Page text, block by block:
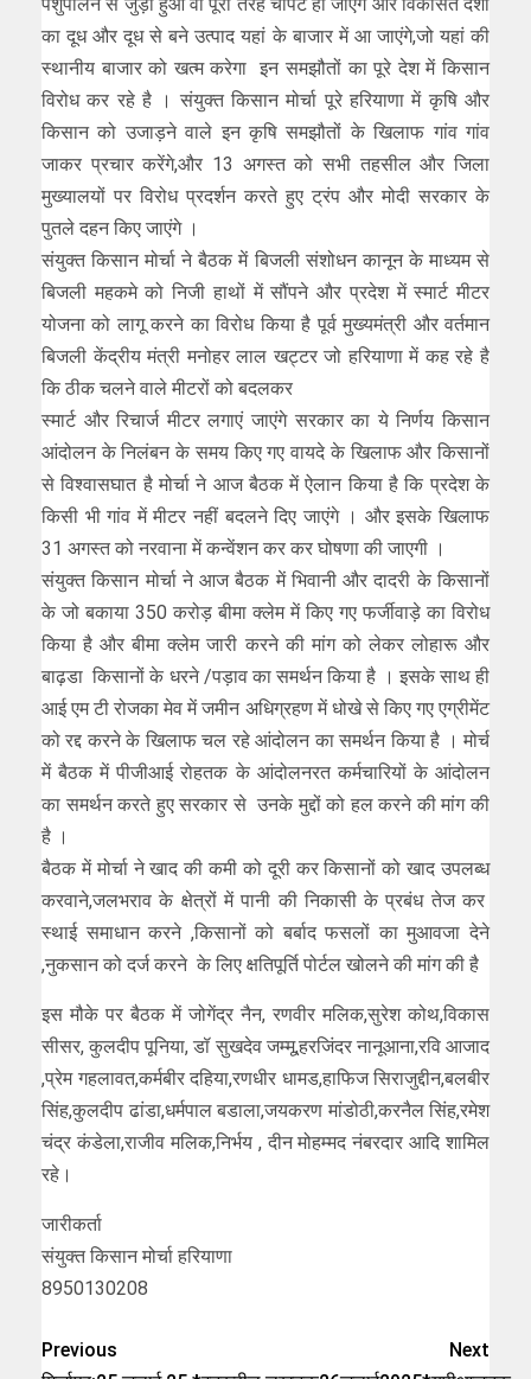
का दूध और दूध से बने उत्पाद यहां के बाजार में आ जाएंगे,जो यहां की
स्थानीय बाजार को खत्म करेगा इन समझौतों का पूरे देश में किसान
विरोध कर रहे है । संयुक्त किसान मोर्चा पूरे हरियाणा में कृषि और
किसान को उजाड़ने वाले इन कृषि समझौतों के खिलाफ गांव गांव
जाकर प्रचार करेंगे,और 13 अगस्त को सभी तहसील और जिला
मुख्यालयों पर विरोध प्रदर्शन करते हुए ट्रंप और मोदी सरकार के
पुतले दहन किए जाएंगे ।
संयुक्त किसान मोर्चा ने बैठक में बिजली संशोधन कानून के माध्यम से
बिजली महकमे को निजी हाथों में सौंपने और प्रदेश में स्मार्ट मीटर
योजना को लागू करने का विरोध किया है पूर्व मुख्यमंत्री और वर्तमान
बिजली केंद्रीय मंत्री मनोहर लाल खट्टर जो हरियाणा में कह रहे है
कि ठीक चलने वाले मीटरों को बदलकर
स्मार्ट और रिचार्ज मीटर लगाएं जाएंगे सरकार का ये निर्णय किसान
आंदोलन के निलंबन के समय किए गए वायदे के खिलाफ और किसानों
से विश्वासघात है मोर्चा ने आज बैठक में ऐलान किया है कि प्रदेश के
किसी भी गांव में मीटर नहीं बदलने दिए जाएंगे । और इसके खिलाफ
31 अगस्त को नरवाना में कन्वेंशन कर कर घोषणा की जाएगी ।
संयुक्त किसान मोर्चा ने आज बैठक में भिवानी और दादरी के किसानों
के जो बकाया 350 करोड़ बीमा क्लेम में किए गए फर्जीवाड़े का विरोध
किया है और बीमा क्लेम जारी करने की मांग को लेकर लोहारू और
बाढ़डा किसानों के धरने /पड़ाव का समर्थन किया है । इसके साथ ही
आई एम टी रोजका मेव में जमीन अधिग्रहण में धोखे से किए गए एग्रीमेंट
को रद्द करने के खिलाफ चल रहे आंदोलन का समर्थन किया है । मोर्च
में बैठक में पीजीआई रोहतक के आंदोलनरत कर्मचारियों के आंदोलन
का समर्थन करते हुए सरकार से उनके मुद्दों को हल करने की मांग की
है ।
बैठक में मोर्चा ने खाद की कमी को दूरी कर किसानों को खाद उपलब्ध
करवाने,जलभराव के क्षेत्रों में पानी की निकासी के प्रबंध तेज कर
स्थाई समाधान करने ,किसानों को बर्बाद फसलों का मुआवजा देने
,नुकसान को दर्ज करने के लिए क्षतिपूर्ति पोर्टल खोलने की मांग की है
इस मौके पर बैठक में जोगेंद्र नैन, रणवीर मलिक,सुरेश कोथ,विकास
सीसर, कुलदीप पूनिया, डॉ सुखदेव जम्मू,हरजिंदर नानूआना,रवि आजाद
,प्रेम गहलावत,कर्मबीर दहिया,रणधीर धामड,हाफिज सिराजुद्दीन,बलबीर
सिंह,कुलदीप ढांडा,धर्मपाल बडाला,जयकरण मांडोठी,करनैल सिंह,रमेश
चंद्र कंडेला,राजीव मलिक,निर्भय , दीन मोहम्मद नंबरदार आदि शामिल
रहे।
जारीकर्ता
संयुक्त किसान मोर्चा हरियाणा
8950130208
Previous
Next